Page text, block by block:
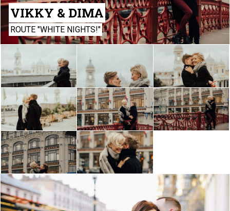
VIKKY & DIMA
ROUTE "WHITE NIGHTS!"